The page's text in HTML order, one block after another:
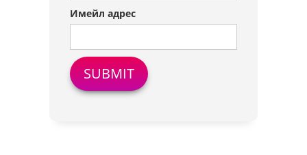
Имейл адрес